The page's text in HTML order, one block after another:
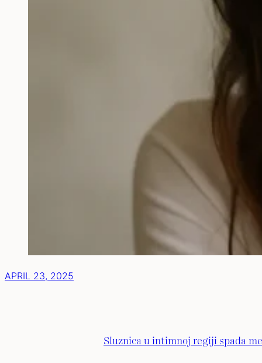
APRIL 23, 2025
Sluznica u intimnoj regiji spada